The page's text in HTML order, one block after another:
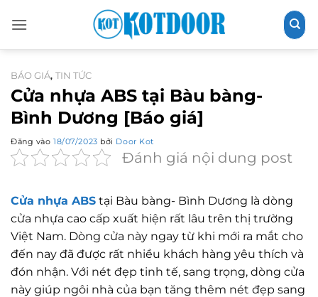
qua
BÁO GIÁ,TIN TỨC
Cửa nhựa ABS tại Bàu bàng-
Bình Dương [Báo giá]
Đăng vào18/07/2023 bởi Door Kot
Đánh giá nội dung post
Cửa nhựa ABS tại Bàu bàng- Bình Dương là dòng
cửa nhựa cao cấp xuất hiện rất lâu trên thị trường
Việt Nam. Dòng cửa này ngay từ khi mới ra mắt cho
đến nay đã được rất nhiều khách hàng yêu thích và
đón nhận. Với nét đẹp tinh tế, sang trọng, dòng cửa
này giúp ngôi nhà của bạn tăng thêm nét đẹp sang